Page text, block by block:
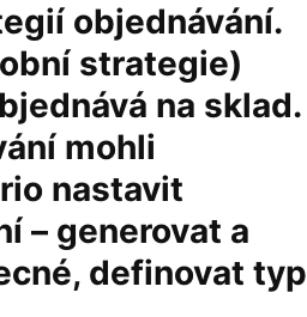
objednávání.
strategie)
na sklad.
mohli
nastavit
– generovat a
definovat typ